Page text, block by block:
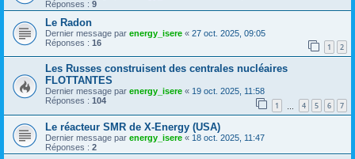
Réponses : 9
Le Radon
Dernier message par energy_isere « 27 oct. 2025, 09:05
Réponses : 16 1 2
Les Russes construisent des centrales nucléaires
FLOTTANTES
Dernier message par energy_isere « 19 oct. 2025, 11:58
Réponses : 104 1 4 5 6 7
Le réacteur SMR de X-Energy (USA)
Dernier message par energy_isere « 18 oct. 2025, 11:47
Réponses : 2